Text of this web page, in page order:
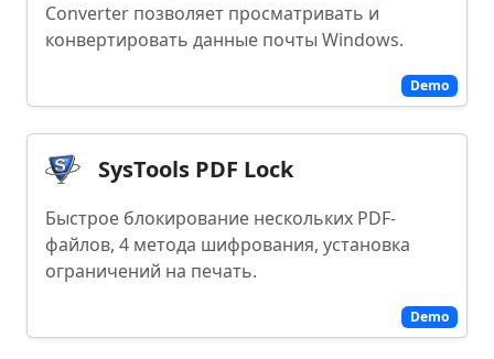
Demo
Converter позволяет просматривать и
конвертировать данные почты Windows.
Demo
SysTools PDF Lock
Быстрое блокирование нескольких PDF-
файлов, 4 метода шифрования, установка
ограничений на печать.